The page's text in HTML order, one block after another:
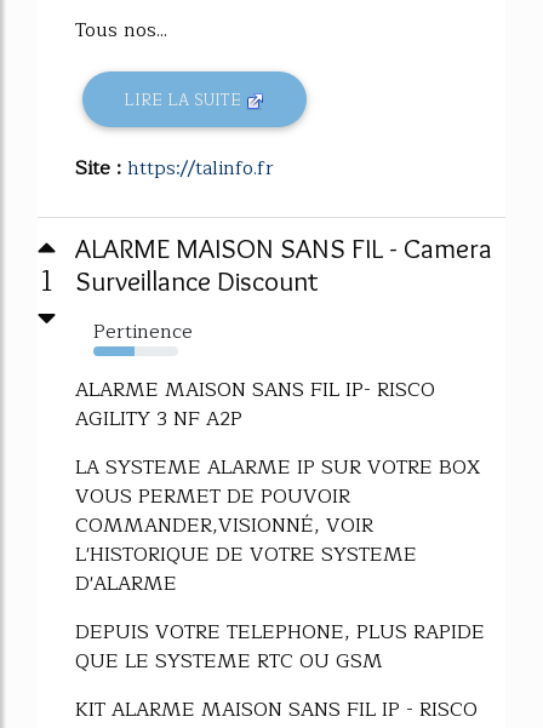
Tous nos...
LIRE LA SUITE
Site :https://talinfo.fr
1
ALARME MAISON SANS FIL - Camera
Surveillance Discount
Pertinence
48%
ALARME MAISON SANS FIL IP- RISCO
AGILITY 3 NF A2P
LA SYSTEME ALARME IP SUR VOTRE BOX
VOUS PERMET DE POUVOIR
COMMANDER,VISIONNÉ, VOIR
L'HISTORIQUE DE VOTRE SYSTEME
D'ALARME
DEPUIS VOTRE TELEPHONE, PLUS RAPIDE
QUE LE SYSTEME RTC OU GSM
KIT ALARME MAISON SANS FIL IP - RISCO